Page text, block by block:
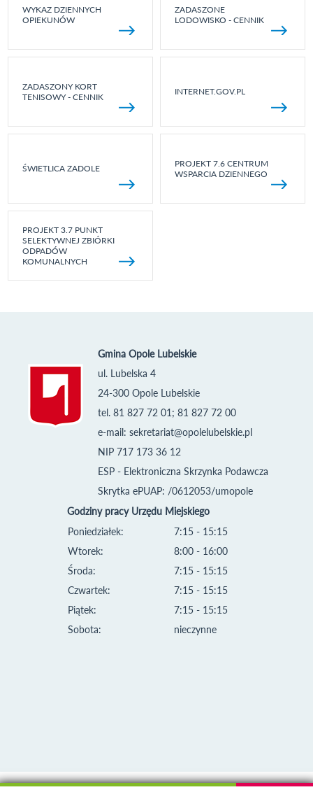
WYKAZ DZIENNYCH
OPIEKUNÓW
ZADASZONE
LODOWISKO - CENNIK
ZADASZONY KORT
TENISOWY - CENNIK
INTERNET.GOV.PL
ŚWIETLICA ZADOLE
PROJEKT 7.6 CENTRUM
WSPARCIA DZIENNEGO
PROJEKT 3.7 PUNKT
SELEKTYWNEJ ZBIÓRKI
ODPADÓW
KOMUNALNYCH
Gmina Opole Lubelskie
ul. Lubelska 4
24-300 Opole Lubelskie
tel. 81 827 72 01; 81 827 72 00
e-mail: sekretariat@opolelubelskie.pl
NIP 717 173 36 12
ESP - Elektroniczna Skrzynka Podawcza
Skrytka ePUAP: /0612053/umopole
Godziny pracy Urzędu Miejskiego
Poniedziałek:
Wtorek:
Środa:
Czwartek:
Piątek:
Sobota:
7:15 - 15:15
8:00 - 16:00
7:15 - 15:15
7:15 - 15:15
7:15 - 15:15
nieczynne